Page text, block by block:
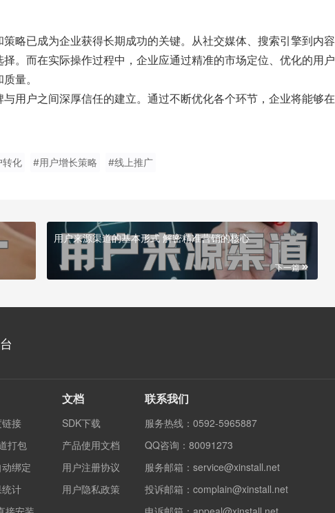
略已成为企业获得长期成功的关键。从社交媒体、搜索引擎到内容
。而在实际操作过程中，企业应通过精准的市场定位、优化的用户
量。
用户之间深厚信任的建立。通过不断优化各个环节，企业将能够在
转化 #用户增长策略 #线上推广
用户来源渠道的基本形式 解密精准营销的核心
下一篇
接
打包
绑定
计
文档
SDK下载
产品使用文档
用户注册协议
用户隐私政策
联系我们
服务热线：0592-5965887
QQ咨询：80091273
服务邮箱：service@xinstall.net
投诉邮箱：complain@xinstall.net